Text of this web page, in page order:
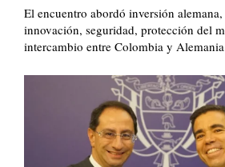
El encuentro abordó inversión
innovación, seguridad, protección del
intercambio entre Colombia y